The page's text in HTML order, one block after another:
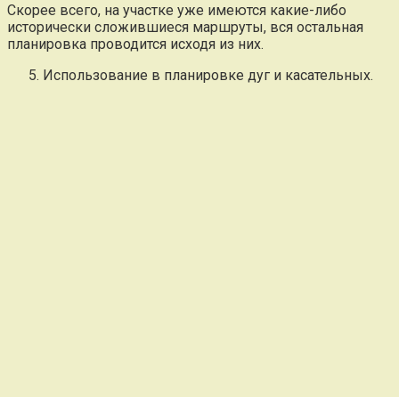
Скорее всего, на участке уже имеются какие-либо
исторически сложившиеся маршруты, вся остальная
планировка проводится исходя из них.
Использование в планировке дуг и касательных.